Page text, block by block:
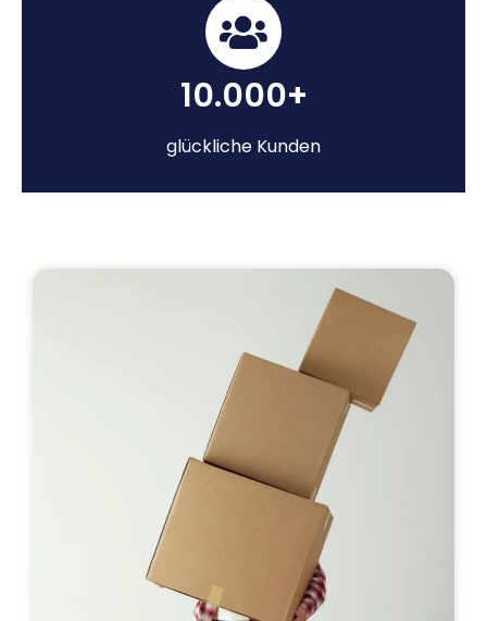
10.000+
glückliche Kunden